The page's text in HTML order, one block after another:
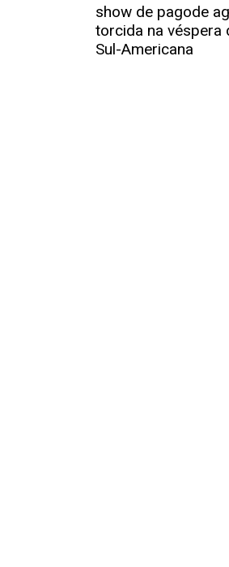
show de pagode
torcida na véspera
Sul-Americana